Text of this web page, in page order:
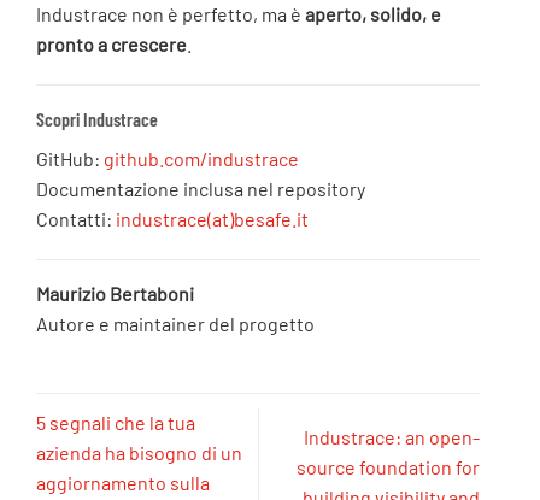
Industrace non è perfetto, ma è aperto, solido, e
pronto a crescere
Scopri Industrace
GitHub: github.com/industrace
Documentazione inclusa nel repository
Contatti: industrace(at)besafe.it
Maurizio Bertaboni
Autore e maintainer del progetto
5 segnali che la tua
azienda ha bisogno di un
aggiornamento sulla
Industrace: an open-
source foundation for